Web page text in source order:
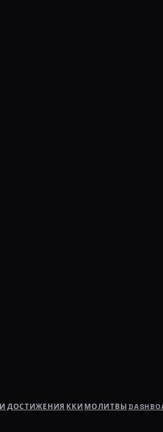
ДОСТИЖЕНИЯ ККИ МОЛИТВЫ